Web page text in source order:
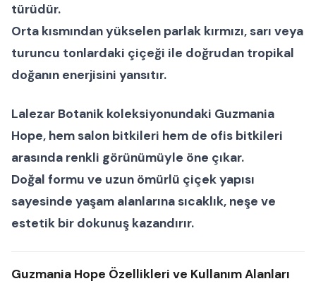
türüdür.
Orta kısmından yükselen parlak kırmızı, sarı veya
turuncu tonlardaki çiçeği ile doğrudan tropikal
doğanın enerjisini yansıtır.
Lalezar Botanik koleksiyonundaki Guzmania
Hope, hemsalon bitkileri hem de ofis bitkileri
arasında renkli görünümüyle öne çıkar.
Doğal formu ve uzun ömürlü çiçek yapısı
sayesinde yaşam alanlarına sıcaklık, neşe ve
estetik bir dokunuş kazandırır.
Guzmania Hope Özellikleri ve Kullanım Alanları